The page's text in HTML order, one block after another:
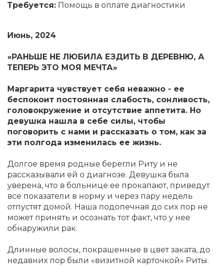
Требуется: Помощь в оплате диагностики
Июнь, 2024
«РАНЬШЕ НЕ ЛЮБИЛА ЕЗДИТЬ В ДЕРЕВНЮ, А
ТЕПЕРЬ ЭТО МОЯ МЕЧТА»
Маргарита чувствует себя неважно - ее
беспокоит постоянная слабость, сонливость,
головокружение и отсутствие аппетита. Но
девушка нашла в себе силы, чтобы
поговорить с нами и рассказать о том, как за
эти полгода изменилась ее жизнь.
Долгое время родные берегли Риту и не
рассказывали ей о диагнозе. Девушка была
уверена, что в больнице ее прокапают, приведут
все показатели в норму и через пару недель
отпустят домой. Наша подопечная до сих пор не
может принять и осознать тот факт, что у нее
обнаружили рак.
Длинные волосы, покрашенные в цвет заката, до
недавних пор были «визитной карточкой» Риты.